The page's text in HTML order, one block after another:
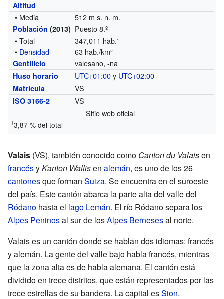
Altitud
• Media 512 m s. n. m.
Población (2013) Puesto 8.º
• Total
347,011 hab.¹
• Densidad 63 hab./km²
Gentilicio valesano, -na
Huso horario UTC+01:00y UTC+02:00
Matrícula VS
ISO 3166-2
VS
Sitio web oficial
13,87 % del total
Valais (VS), también conocido como Canton du Valaisen
francésyKanton Wallisen alemán, es uno de los 26
cantonesque forman Suiza. Se encuentra en el suroeste
del país. Este cantón abarca la parte alta del valle del
Ródano hasta el lago Lemán. El río Ródano separa los
Alpes Peninosal sur de losAlpes Bernesesal norte.
Valais es un cantón donde se hablan dos idiomas: francés
y alemán. La gente del valle bajo habla francés, mientras
que la zona alta es de habla alemana. El cantón está
dividido en trece distritos, que están representados por las
trece estrellas de su bandera. La capital esSion.